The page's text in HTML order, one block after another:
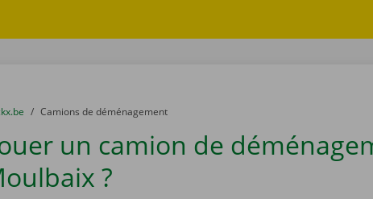
are here:
to
Camions de déménagement
un camion de
?